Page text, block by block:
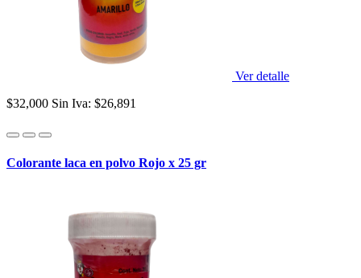
Ver detalle
$32,000 Sin Iva: $26,891
Colorante laca en polvo Rojo x 25 gr